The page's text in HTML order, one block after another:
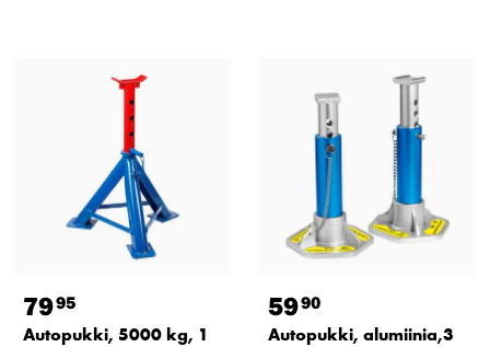
7995
Autopukki, 5000 kg, 1
5990
Autopukki, alumiinia,3